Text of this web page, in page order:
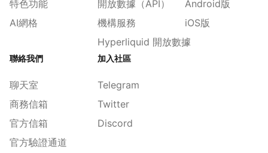
特色功能
AI網格
開放數據（API）
機構服務
Hyperliquid 開放數據
Android版
iOS版
聯絡我們
聊天室
商務信箱
官方信箱
官方驗證通道
加入社區
Telegram
Twitter
Discord